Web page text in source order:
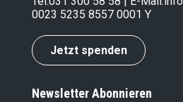
0023 5235 8557 0001 Y
Jetzt spenden
Newsletter Abonnieren